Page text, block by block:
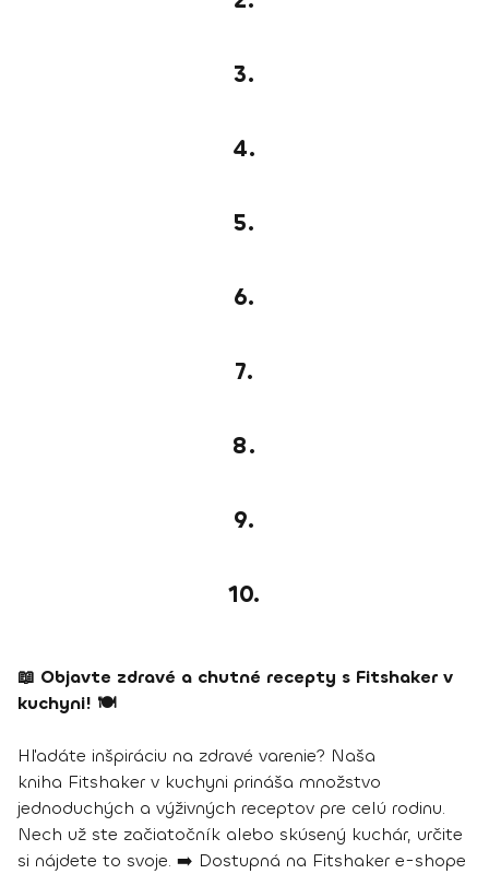
3.
4.
5.
6.
7.
8.
9.
10.
📖 Objavte zdravé a chutné recepty s Fitshaker v
kuchyni! 🍽️
Hľadáte inšpiráciu na zdravé varenie? Naša
kniha Fitshaker v kuchyni prináša množstvo
jednoduchých a výživných receptov pre celú rodinu.
Nech už ste začiatočník alebo skúsený kuchár, určite
si nájdete to svoje. ➡️ Dostupná na Fitshaker e-shope